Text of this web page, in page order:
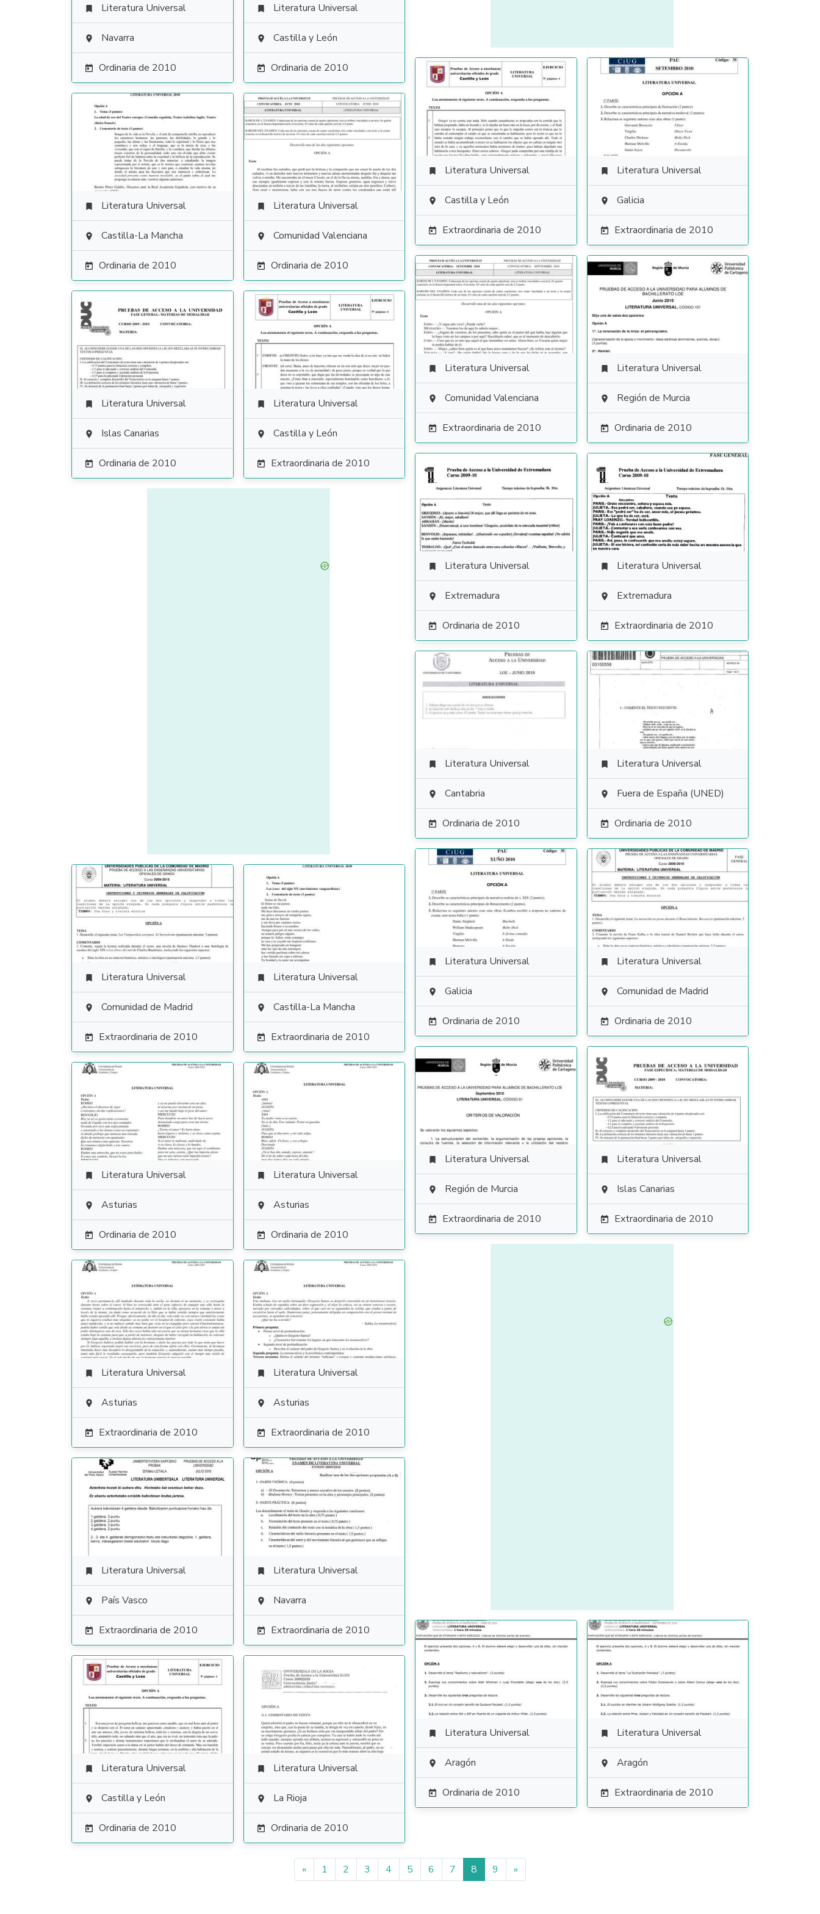
 Literatura Universal
 Navarra
 Ordinaria de 2010
 Literatura Universal
 Castilla y León
 Ordinaria de 2010
 Literatura Universal
 Castilla y León
 Extraordinaria de 2010
 Literatura Universal
 Galicia
 Extraordinaria de 2010
 Literatura Universal
 Castilla-La Mancha
 Ordinaria de 2010
 Literatura Universal
 Comunidad Valenciana
 Ordinaria de 2010
 Literatura Universal
 Comunidad Valenciana
 Extraordinaria de 2010
 Literatura Universal
 Región de Murcia
 Ordinaria de 2010
 Literatura Universal
 Islas Canarias
 Ordinaria de 2010
 Literatura Universal
 Castilla y León
 Extraordinaria de 2010
 Literatura Universal
 Extremadura
 Ordinaria de 2010
 Literatura Universal
 Extremadura
 Extraordinaria de 2010
 Literatura Universal
 Cantabria
 Ordinaria de 2010
 Literatura Universal
 Fuera de España (UNED)
 Ordinaria de 2010
 Literatura Universal
 Galicia
 Ordinaria de 2010
 Literatura Universal
 Comunidad de Madrid
 Ordinaria de 2010
 Literatura Universal
 Comunidad de Madrid
 Extraordinaria de 2010
 Literatura Universal
 Castilla-La Mancha
 Extraordinaria de 2010
 Literatura Universal
 Región de Murcia
 Extraordinaria de 2010
 Literatura Universal
 Islas Canarias
 Extraordinaria de 2010
 Literatura Universal
 Asturias
 Ordinaria de 2010
 Literatura Universal
 Asturias
 Ordinaria de 2010
 Literatura Universal
 Asturias
 Extraordinaria de 2010
 Literatura Universal
 Asturias
 Extraordinaria de 2010
 Literatura Universal
 País Vasco
 Extraordinaria de 2010
 Literatura Universal
 Navarra
 Extraordinaria de 2010
 Literatura Universal
 Aragón
 Ordinaria de 2010
 Literatura Universal
 Aragón
 Extraordinaria de 2010
 Literatura Universal
 Castilla y León
 Ordinaria de 2010
 Literatura Universal
 La Rioja
 Ordinaria de 2010
« 1 2 3 4 5 6 7 8 9 »